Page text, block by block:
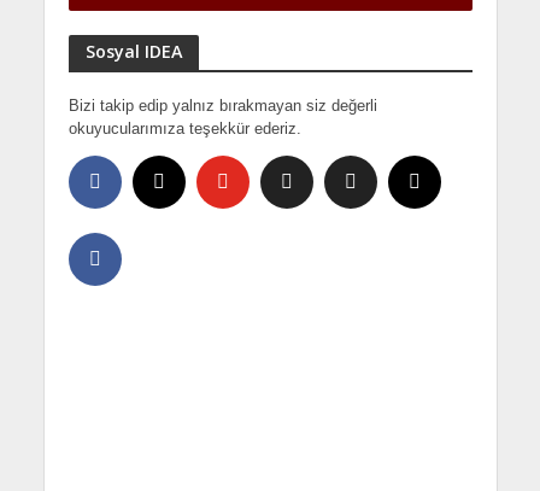
Sosyal IDEA
Bizi takip edip yalnız bırakmayan siz değerli
okuyucularımıza teşekkür ederiz.